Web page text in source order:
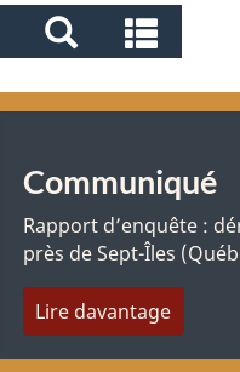
Search
and
menus
and
Communiqué
Rapport d’enquête :
près de Sept-Îles
Lire davantage